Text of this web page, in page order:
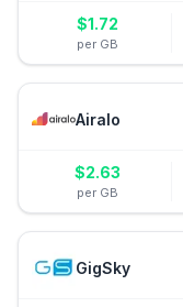
$1.72
per GB
Airalo
$2.63
per GB
GigSky